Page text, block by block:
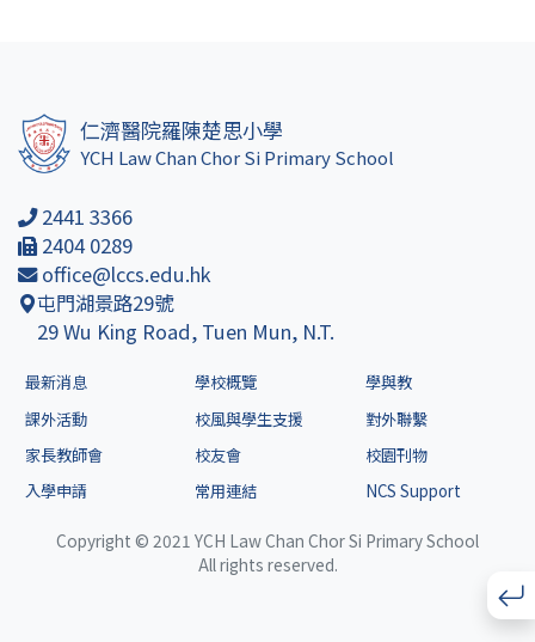
仁濟醫院羅陳楚思小學
YCH Law Chan Chor Si Primary School
2441 3366
2404 0289
office@lccs.edu.hk
屯門湖景路29號
29 Wu King Road, Tuen Mun, N.T.
最新消息 學校概覽
學與教
課外活動
校風與學生支援
對外聯繫
家長教師會
校友會
校園刊物
入學申請
常用連結 NCS Support
Copyright © 2021 YCH Law Chan Chor Si Primary School
All rights reserved.